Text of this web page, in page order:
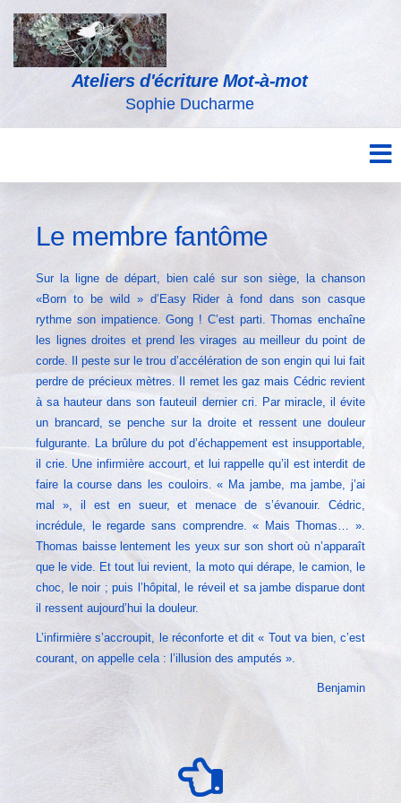
Ateliers d'écriture Mot-à-mot
Sophie Ducharme
Le membre fantôme
Sur la ligne de départ, bien calé sur son siège, la chanson
«Born to be wild » d’Easy Rider à fond dans son casque
rythme son impatience. Gong ! C’est parti. Thomas enchaîne
les lignes droites et prend les virages au meilleur du point de
corde. Il peste sur le trou d’accélération de son engin qui lui fait
perdre de précieux mètres. Il remet les gaz mais Cédric revient
à sa hauteur dans son fauteuil dernier cri. Par miracle, il évite
un brancard, se penche sur la droite et ressent une douleur
fulgurante. La brûlure du pot d’échappement est insupportable,
il crie. Une infirmière accourt, et lui rappelle qu’il est interdit de
faire la course dans les couloirs. « Ma jambe, ma jambe, j’ai
mal », il est en sueur, et menace de s’évanouir. Cédric,
incrédule, le regarde sans comprendre. « Mais Thomas… ».
Thomas baisse lentement les yeux sur son short où n’apparaît
que le vide. Et tout lui revient, la moto qui dérape, le camion, le
choc, le noir ; puis l’hôpital, le réveil et sa jambe disparue dont
il ressent aujourd’hui la douleur.
L’infirmière s’accroupit, le réconforte et dit « Tout va bien, c’est
courant, on appelle cela : l’illusion des amputés ».
Benjamin